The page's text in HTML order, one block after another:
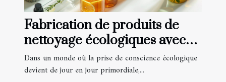
Fabrication de produits de
nettoyage écologiques avec
des huiles essentielles
Dans un monde où la prise de conscience écologique
devient de jour en jour primordiale,...